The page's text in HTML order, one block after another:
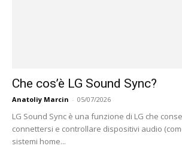
Che cos’è LG Sound Sync?
Anatoliy Marcin - 05/07/2026
LG Sound Sync è una funzione di LG che
connettersi e controllare dispositivi audio
sistemi home...